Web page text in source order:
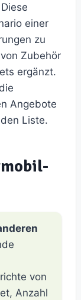
einer
zu
Zubehör
ergänzt.
Angebote
Liste.
von
Anzahl